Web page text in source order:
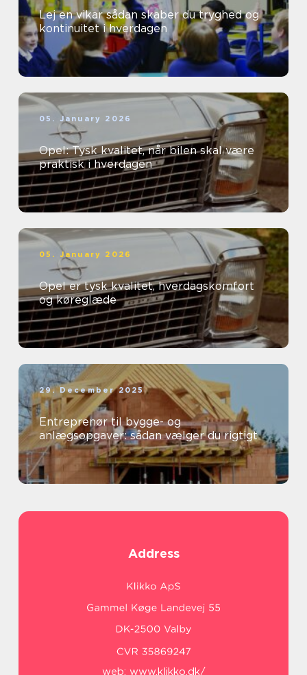
Lej en vikar sådan skaber du tryghed og
kontinuitet i hverdagen
05. January 2026
Opel: Tysk kvalitet, når bilen skal være
praktisk i hverdagen
05. January 2026
Opel er tysk kvalitet, hverdagskomfort
og køreglæde
29. December 2025
Entreprenør til bygge- og
anlægsopgaver: sådan vælger du rigtigt
Address
web: www.klikko.dk/